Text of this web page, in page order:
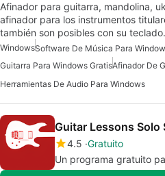
Afinador para guitarra, mandolina,
afinador para los instrumentos
también son posibles con su
WindowsSoftware De Música Para
Guitarra Para Windows GratisAfinador De
Herramientas De Audio Para Windows
Guitar Lessons Solo
4.5 Gratuito
Un programa gratuito